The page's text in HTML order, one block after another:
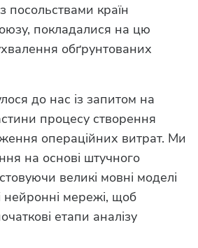
посольствами країн
покладалися на цю
обґрунтованих
до нас із запитом на
процесу створення
операційних витрат. Ми
на основі штучного
великі мовні моделі
нейронні мережі, щоб
етапи аналізу